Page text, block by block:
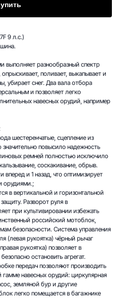
9 л.с.)
выполняет разнообразный спектр
поливает, выкапывает и
убирает снег. Два вала отбора
и позволяет легко
навесных орудий, например
шестеренчатые, сцепление из
повысило надежность
ремней полностью исключило
соскакивание, обрыв.
и 1 назад, что оптимизирует
орудиями.;
в вертикальной и горизонтальной
Разворот руля в
при культивировании избежать
российский мотоблок,
безопасности. Система управления
(левая рукоятка) чёрный рычаг
рукоятка) позволяет в
остановить агрегат.
передач позволяют производить
навесных орудий: циркулярная
земляной бур и другие
легко помещается в багажнике